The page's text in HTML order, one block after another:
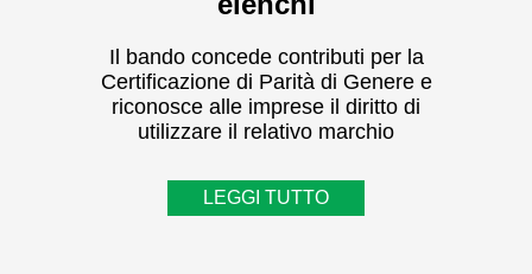
Il bando concede contributi per la
Certificazione di Parità di Genere e
riconosce alle imprese il diritto di
utilizzare il relativo marchio
LEGGI TUTTO